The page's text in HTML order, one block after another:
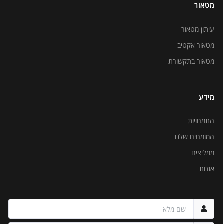
מטאור
עיתון מטאור
מטאור אקטיב
מטאור בתקשורת
מידע
התמחויות
המומחים שלנו
ממליצים
אודות